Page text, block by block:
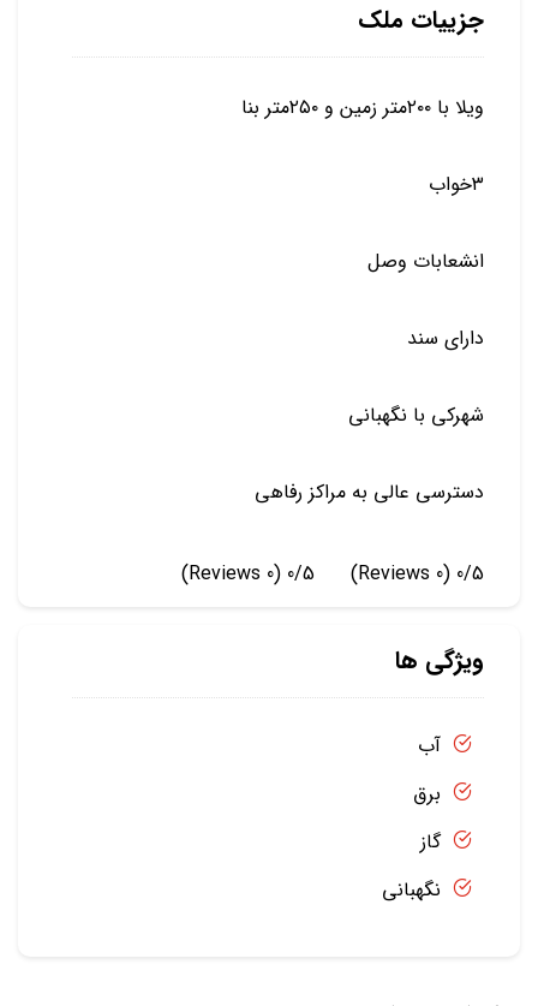
جزییات ملک
ویلا با ۲۰۰متر زمین و ۲۵۰متر بنا
۳خواب
انشعابات وصل
دارای سند
شهرکی با نگهبانی
دسترسی عالی به مراکز رفاهی
0/5
(0 Reviews)
0/5
(0 Reviews)
ویژگی ها
آب
برق
گاز
نگهبانی